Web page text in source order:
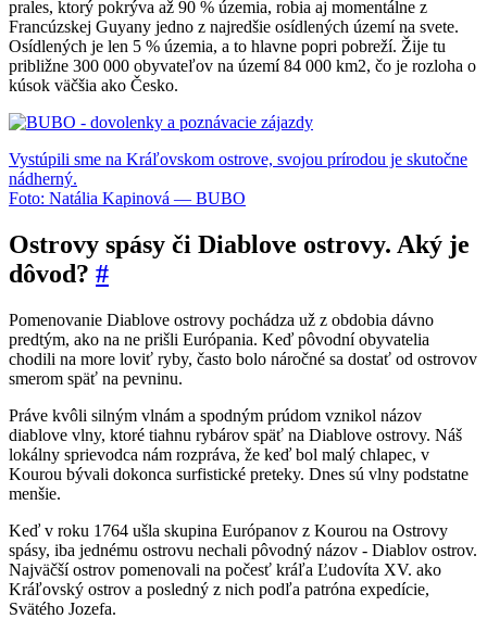
prales, ktorý pokrýva až 90 % územia, robia aj momentálne z
Francúzskej Guyany jedno z najredšie osídlených území na svete.
Osídlených je len 5 % územia, a to hlavne popri pobreží. Žije tu
približne 300 000 obyvateľov na území 84 000 km2, čo je rozloha o
kúsok väčšia ako Česko.
Vystúpili sme na Kráľovskom ostrove, svojou prírodou je skutočne
nádherný.
Foto: Natália Kapinová — BUBO
Ostrovy spásy či Diablove ostrovy. Aký je
dôvod? #
Pomenovanie Diablove ostrovy pochádza už z obdobia dávno
predtým, ako na ne prišli Európania. Keď pôvodní obyvatelia
chodili na more loviť ryby, často bolo náročné sa dostať od ostrovov
smerom späť na pevninu.
Práve kvôli silným vlnám a spodným prúdom vznikol názov
diablove vlny, ktoré tiahnu rybárov späť na Diablove ostrovy. Náš
lokálny sprievodca nám rozpráva, že keď bol malý chlapec, v
Kourou bývali dokonca surfistické preteky. Dnes sú vlny podstatne
menšie.
Keď v roku 1764 ušla skupina Európanov z Kourou na Ostrovy
spásy, iba jednému ostrovu nechali pôvodný názov - Diablov ostrov.
Najväčší ostrov pomenovali na počesť kráľa Ľudovíta XV. ako
Kráľovský ostrov a posledný z nich podľa patróna expedície,
Svätého Jozefa.